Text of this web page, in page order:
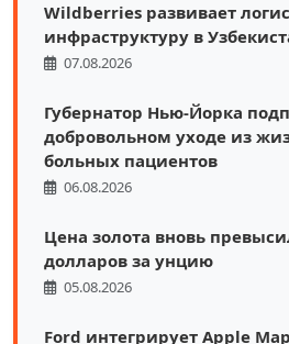
Wildberries развивает
инфраструктуру в
07.08.2026
Губернатор Нью-Йорка
добровольном уходе из
больных пациентов
06.08.2026
Цена золота вновь
долларов за унцию
05.08.2026
Ford интегрирует Apple